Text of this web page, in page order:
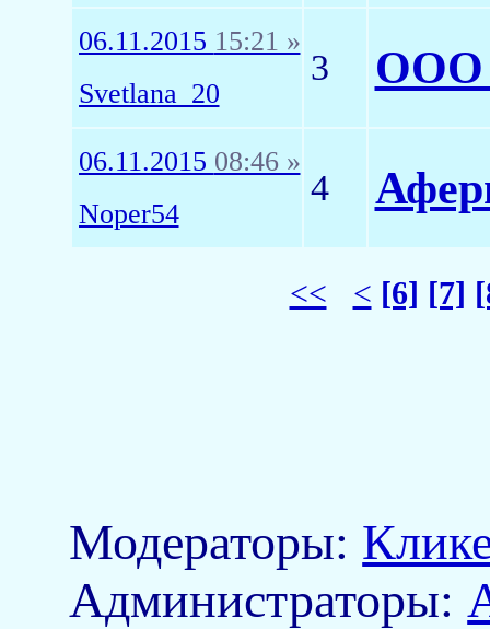
06.11.2015 15:21 »
Svetlana_20
3 ООО
06.11.2015 08:46 »
Noper54
4
<< < [6] [7]
Модераторы:
Aдминистраторы: